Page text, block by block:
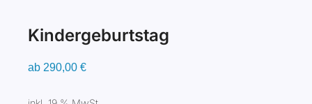
Kindergeburtstag
ab 290,00 €